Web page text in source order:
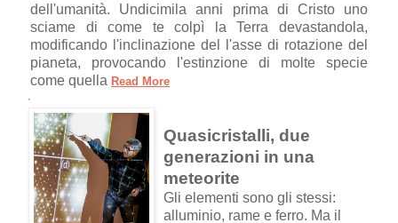
dell'umanità. Undicimila anni prima di Cristo uno
sciame di come te colpì la Terra devastandola,
modificando l'inclinazione del l'asse di rotazione del
pianeta, provocando l'estinzione di molte specie
come quella Read More
Quasicristalli, due
generazioni in una
meteorite
Gli elementi sono gli stessi:
alluminio, rame e ferro. Ma il